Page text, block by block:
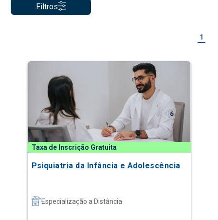
Filtros
1
Taxa de Inscrição Gratuita
Psiquiatria da Infância e Adolescência
Especialização a Distância